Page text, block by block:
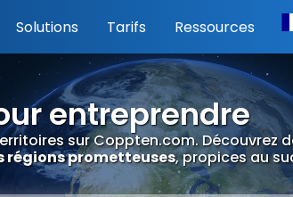
Solutions Tarifs Ressources
entreprendre
sur Coppten.com. Découvrez
régions prometteuses, propices au